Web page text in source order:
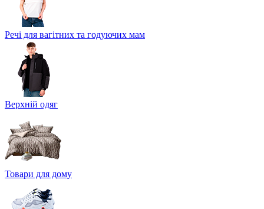
Речі для вагітних та годуючих мам
Верхній одяг
Товари для дому